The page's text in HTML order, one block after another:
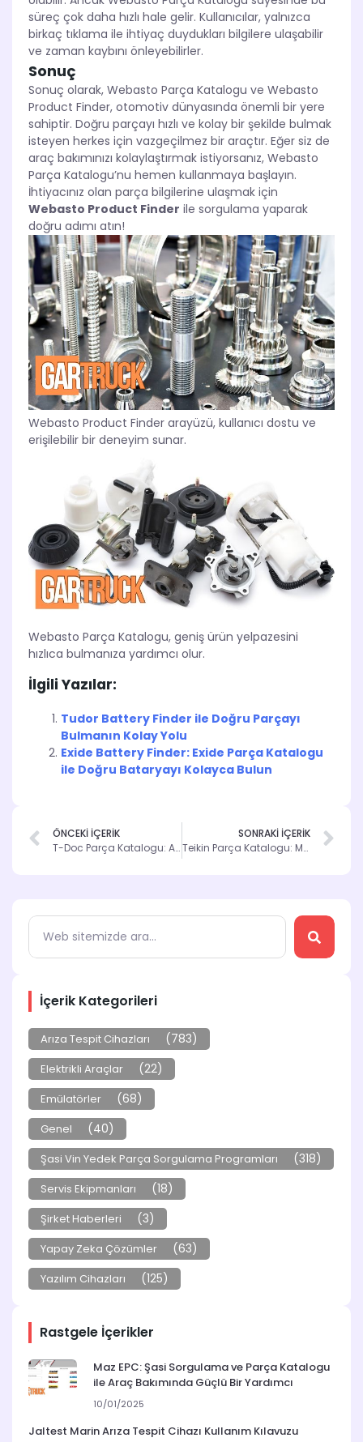
İçerik Kategorileri
Arıza Tespit Cihazları (783)
Elektrikli Araçlar (22)
Emülatörler (68)
Genel (40)
Şasi Vin Yedek Parça Sorgulama Programları (318)
Servis Ekipmanları (18)
Şirket Haberleri (3)
Yapay Zeka Çözümler (63)
Yazılım Cihazları (125)
Rastgele İçerikler
Maz EPC: Şasi Sorgulama ve Parça Katalogu
ile Araç Bakımında Güçlü Bir Yardımcı
10/01/2025
Jaltest Marin Arıza Tespit Cihazı Kullanım Kılavuzu
süreç çok daha hızlı hale gelir. Kullanıcılar, yalnızca
birkaç tıklama ile ihtiyaç duydukları bilgilere ulaşabilir
ve zaman kaybını önleyebilirler.
Sonuç
Sonuç olarak, Webasto Parça Katalogu ve Webasto
Product Finder, otomotiv dünyasında önemli bir yere
sahiptir. Doğru parçayı hızlı ve kolay bir şekilde bulmak
isteyen herkes için vazgeçilmez bir araçtır. Eğer siz de
araç bakımınızı kolaylaştırmak istiyorsanız, Webasto
Parça Katalogu’nu hemen kullanmaya başlayın.
İhtiyacınız olan parça bilgilerine ulaşmak için
Webasto Product Finder ile sorgulama yaparak
doğru adımı atın!
Webasto Product Finder arayüzü, kullanıcı dostu ve
erişilebilir bir deneyim sunar.
Webasto Parça Katalogu, geniş ürün yelpazesini
hızlıca bulmanıza yardımcı olur.
İlgili Yazılar:
Tudor Battery Finder ile Doğru Parçayı
Bulmanın Kolay Yolu
Exide Battery Finder: Exide Parça Katalogu
ile Doğru Bataryayı Kolayca Bulun
ÖNCEKİ İÇERİK
T-Doc Parça Katalogu: Araç Bakımında Yeni Bir Dönem
SONRAKİ İÇERİK
Teikin Parça Katalogu: Mükemmel Uyum ve Doğru Parça Bulmanın Yolu